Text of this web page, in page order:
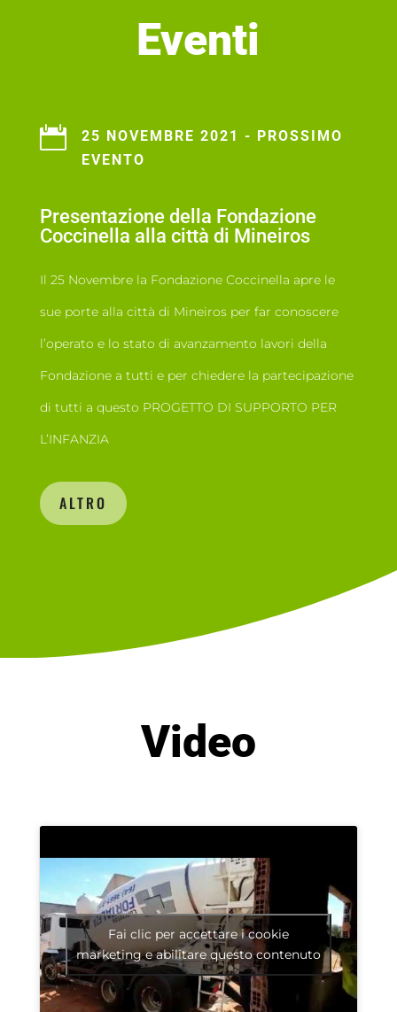
Eventi

25 NOVEMBRE 2021 - PROSSIMO
EVENTO
Presentazione della Fondazione
Coccinella alla città di Mineiros
Il 25 Novembre la Fondazione Coccinella apre le
sue porte alla città di Mineiros per far conoscere
l’operato e lo stato di avanzamento lavori della
Fondazione a tutti e per chiedere la partecipazione
di tutti a questo PROGETTO DI SUPPORTO PER
L’INFANZIA
ALTRO
Video
Fai clic per accettare i cookie
marketing e abilitare questo contenuto